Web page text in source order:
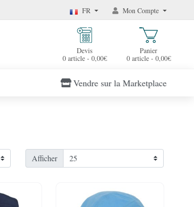
FR Mon Compte
Devis
0 article - 0,00€
Panier
0 article - 0,00€
Vendre sur la Marketplace
Afficher